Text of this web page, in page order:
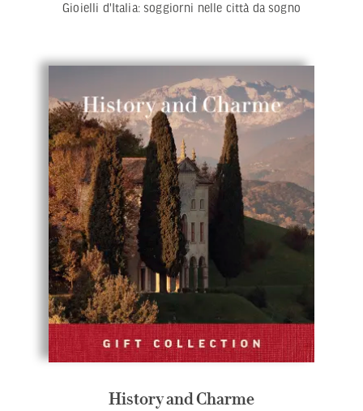
Gioielli d'Italia: soggiorni nelle città da sogno
History and Charme